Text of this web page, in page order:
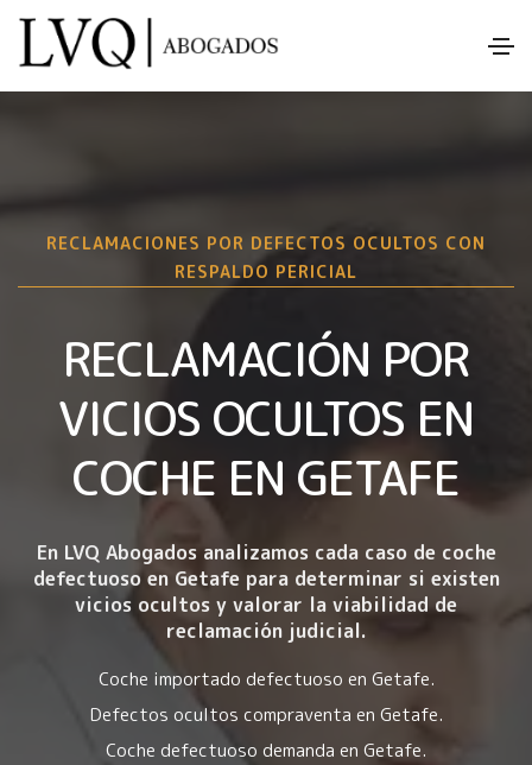
RECLAMACIONES POR DEFECTOS OCULTOS CON
RESPALDO PERICIAL
RECLAMACIÓN POR
VICIOS OCULTOS EN
COCHE EN GETAFE
En LVQ Abogados analizamos cada caso de coche
defectuoso en Getafe para determinar si existen
vicios ocultos y valorar la viabilidad de
reclamación judicial.
Coche importado defectuoso en Getafe.
Defectos ocultos compraventa en Getafe.
Coche defectuoso demanda en Getafe.